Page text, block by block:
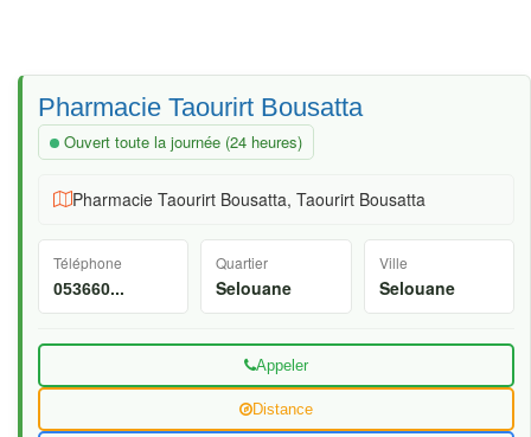
Pharmacie Taourirt Bousatta
Ouvert toute la journée (24 heures)
Pharmacie Taourirt Bousatta, Taourirt Bousatta
Téléphone
053660...
Quartier
Selouane
Ville
Selouane
Appeler
Distance